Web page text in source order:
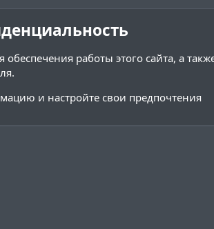
обеспечения работы этого сайта, а
и настройте свои предпочтения